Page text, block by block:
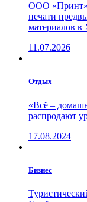
ООО «Принт»
печати
материалов в
11.07.2026
Отдых
«Всё –
распродают
17.08.2024
Бизнес